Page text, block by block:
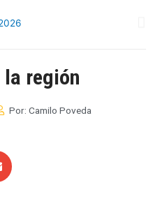
la región
Por: Camilo Poveda